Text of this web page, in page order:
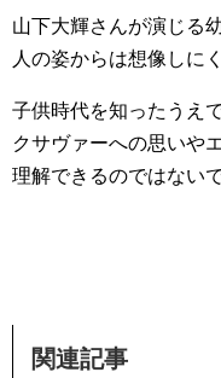
山下大輝さんが演じる
人の姿からは想像しに
子供時代を知ったうえ
クサヴァーへの思いや
理解できるのではない
関連記事